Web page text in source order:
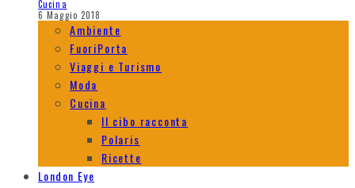
Cucina
6 Maggio 2018
Ambiente
FuoriPorta
Viaggi e Turismo
Moda
Cucina
Il cibo racconta
Polaris
Ricette
London Eye